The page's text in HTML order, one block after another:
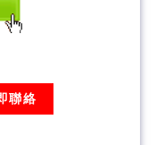
聯絡